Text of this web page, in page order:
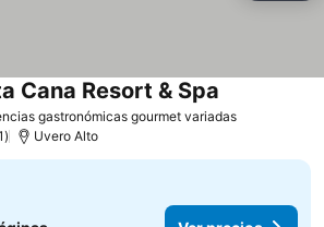
gastronómicas gourmet variadas
Cana Resort & Spa
Uvero Alto